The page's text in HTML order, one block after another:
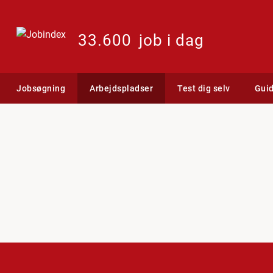
33.600 job i dag
Jobsøgning Arbejdspladser Test dig selv